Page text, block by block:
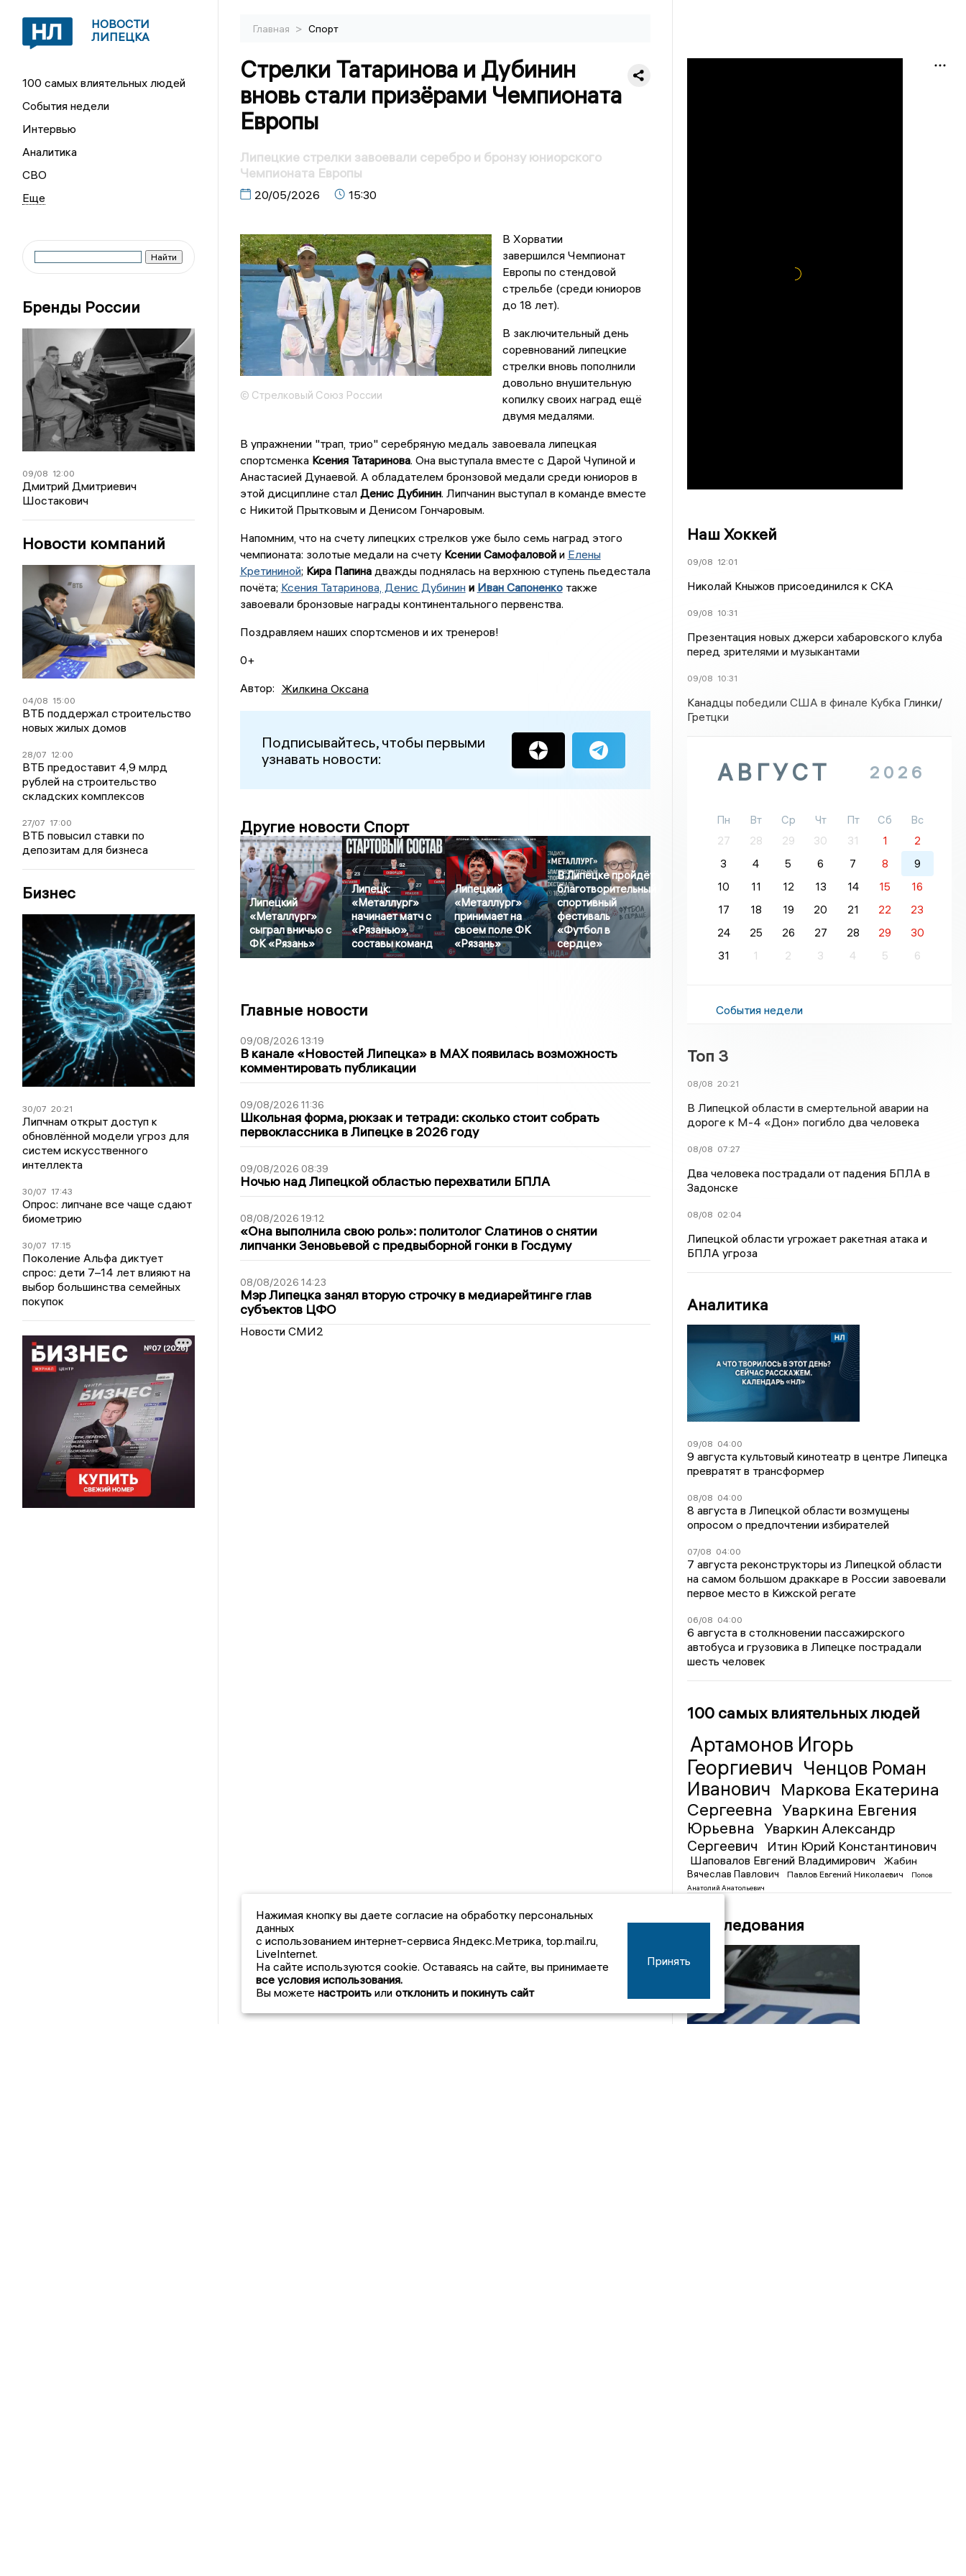
НОВОСТИ
ЛИПЕЦКА
100 самых влиятельных людей
События недели
Интервью
Аналитика
СВО
Бренды России
09/08 12:00
Дмитрий Дмитриевич
Шостакович
Новости компаний
04/08 15:00
ВТБ поддержал строительство
новых жилых домов
28/07 12:00
ВТБ предоставит 4,9 млрд
рублей на строительство
складских комплексов
27/07 17:00
ВТБ повысил ставки по
депозитам для бизнеса
Бизнес
30/07 20:21
Липчнам открыт доступ к
обновлённой модели угроз для
систем искусственного
интеллекта
30/07 17:43
Опрос: липчане все чаще сдают
биометрию
30/07 17:15
Поколение Альфа диктует
спрос: дети 7–14 лет влияют на
выбор большинства семейных
покупок
Главная > Спорт
Стрелки Татаринова и Дубинин
вновь стали призёрами Чемпионата
Европы
Липецкие стрелки завоевали серебро и бронзу юниорского
Чемпионата Европы
20/05/2026 15:30
© Стрелковый Союз России
В Хорватии
завершился Чемпионат
Европы по стендовой
стрельбе (среди юниоров
до 18 лет).
В заключительный день
соревнований липецкие
стрелки вновь пополнили
довольно внушительную
копилку своих наград ещё
двумя медалями.
В упражнении "трап, трио" серебряную медаль завоевала липецкая
спортсменкаКсения Татаринова. Она выступала вместе с Дарой Чупиной и
Анастасией Дунаевой. А обладателем бронзовой медали среди юниоров в
этой дисциплине стал Денис Дубинин. Липчанин выступал в команде вместе
с Никитой Прытковым и Денисом Гончаровым.
Напомним, что на счету липецких стрелков уже было семь наград этого
чемпионата: золотые медали на счету Ксении Самофаловойи Елены
Кретининой; Кира Папинадважды поднялась на верхнюю ступень пьедестала
почёта; Ксения Татаринова, Денис Дубинини Иван Сапоненкотакже
завоевали бронзовые награды континентального первенства.
Поздравляем наших спортсменов и их тренеров!
0+
Автор: Жилкина Оксана
Подписывайтесь, чтобы первыми
узнавать новости:
Другие новости Спорт
Липецкий
«Металлург»
сыграл вничью с
ФК «Рязань»
Липецк:
«Металлург»
начинает матч с
«Рязанью»,
составы команд
Липецкий
«Металлург»
принимает на
своем поле ФК
«Рязань»
В Липецке пройдёт
благотворительный
спортивный
фестиваль
«Футбол в
сердце»
Главные новости
09/08/2026 13:19
В канале «Новостей Липецка» в MAX появилась возможность
комментировать публикации
09/08/2026 11:36
Школьная форма, рюкзак и тетради: сколько стоит собрать
первоклассника в Липецке в 2026 году
09/08/2026 08:39
Ночью над Липецкой областью перехватили БПЛА
08/08/2026 19:12
«Она выполнила свою роль»: политолог Слатинов о снятии
липчанки Зеновьевой с предвыборной гонки в Госдуму
08/08/2026 14:23
Мэр Липецка занял вторую строчку в медиарейтинге глав
субъектов ЦФО
Новости СМИ2
Наш Хоккей
09/08 12:01
Николай Кныжов присоединился к СКА
09/08 10:31
Презентация новых джерси хабаровского клуба
перед зрителями и музыкантами
09/08 10:31
Канадцы победили США в финале Кубка Глинки/
Гретцки
АВГУСТ 2026
Пн Вт Ср Чт Пт Сб
Вс
27
28 29 30 31 1
2
3
4 5 6 7 8
9
10
11 12 13 14 15
16
17
18 19 20 21 22
23
24
25 26 27 28 29
30
31
1 2 3 4 5 6
События недели
Топ 3
08/08 20:21
В Липецкой области в смертельной аварии на
дороге к М-4 «Дон» погибло два человека
08/08 07:27
Два человека пострадали от падения БПЛА в
Задонске
08/08 02:04
Липецкой области угрожает ракетная атака и
БПЛА угроза
Аналитика
09/08 04:00
9 августа культовый кинотеатр в центре Липецка
превратят в трансформер
08/08 04:00
8 августа в Липецкой области возмущены
опросом о предпочтении избирателей
07/08 04:00
7 августа реконструкторы из Липецкой области
на самом большом драккаре в России завоевали
первое место в Кижской регате
06/08 04:00
6 августа в столкновении пассажирского
автобуса и грузовика в Липецке пострадали
шесть человек
100 самых влиятельных людей
Артамонов Игорь
Георгиевич Ченцов Роман
Иванович Маркова Екатерина
Сергеевна Уваркина Евгения
Юрьевна
Уваркин Александр
Сергеевич
Итин Юрий Константинович
Шаповалов Евгений Владимирович
Жабин
Вячеслав Павлович
Павлов Евгений Николаевич
Попов
Анатолий Анатольевич
Расследования
Нажимая кнопку вы даете согласие на обработку персональных
данных
с использованием интернет-сервиса Яндекс.Метрика, top.mail.ru,
LiveInternet.
На сайте используются cookie. Оставаясь на сайте, вы принимаете
все условия использования.
Вы можете настроить или отклонить и покинуть сайт
Принять